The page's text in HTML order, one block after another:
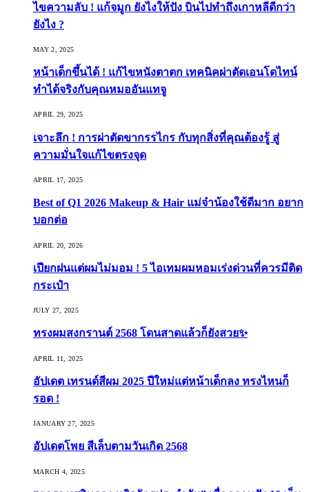
ไขความลับ ! แก้จมูก ยังไงให้ปัง บินไปทำถึงเกาหลีดีกว่า
ยังไง ?
MAY 2, 2025
หน้าเด็กขึ้นได้ ! แก้ไขหนังตาตก เทคนิคผ่าตัดเอนโดไทน์
ทำได้จริงกับคุณหมออันแทจู
APRIL 29, 2025
เจาะลึก ! การผ่าตัดขากรรไกร กับทุกสิ่งที่คุณต้องรู้ สู่
ความมั่นใจแก้ไขตรงจุด
APRIL 17, 2025
Best of Q1 2026 Makeup & Hair แม่จ๋าน้องใช้ดีมาก อยาก
บอกต่อ
APRIL 20, 2026
เปียกฝนแต่ผมไม่มอม ! 5 ไอเทมผมหอมเร่งด่วนที่ควรมีติด
กระเป๋า
JULY 27, 2025
ทรงผมสงกรานต์ 2568 โดนสาดแล้วก็ยังสวย✨
APRIL 11, 2025
อัปเดต เทรนด์สีผม 2025 ปีใหม่แต่หน้าเด็กลง ทรงไหนก็
รอด !
JANUARY 27, 2025
อัปเดตโพย สีเล็บตามวันเกิด 2568
MARCH 4, 2025